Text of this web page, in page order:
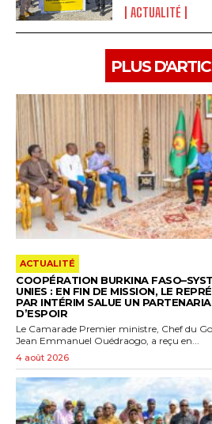
ACTUALITÉ
PLUS
ACTUALITÉ
COOPÉRATION BURKINA
UNIES : EN FIN DE MISSION, LE
PAR INTÉRIM SALUE UN
D’ESPOIR
Le Camarade Premier ministre, Chef du
Jean Emmanuel Ouédraogo, a reçu en...
4 août 2026